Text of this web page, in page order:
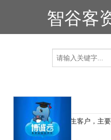
智谷客
拜访陌生客户，主